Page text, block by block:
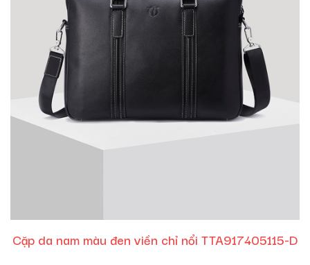
Cặp da nam màu đen viền chỉ nổi TTA917405115-D